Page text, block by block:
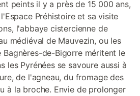
peints il y a près de 15 000 ans,
Préhistoire et sa visite
l'abbaye cistercienne de
médiéval de Mauvezin, ou les
Bagnères-de-Bigorre méritent le
les Pyrénées se savoure aussi à
de l'agneau, du fromage des
à la broche. Envie de prolonger